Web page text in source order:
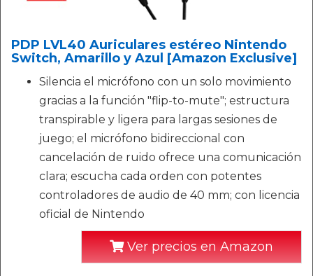
PDP LVL40 Auriculares estéreo Nintendo
Switch, Amarillo y Azul [Amazon Exclusive]
Silencia el micrófono con un solo movimiento
gracias a la función "flip-to-mute"; estructura
transpirable y ligera para largas sesiones de
juego; el micrófono bidireccional con
cancelación de ruido ofrece una comunicación
clara; escucha cada orden con potentes
controladores de audio de 40 mm; con licencia
oficial de Nintendo
Ver precios en Amazon